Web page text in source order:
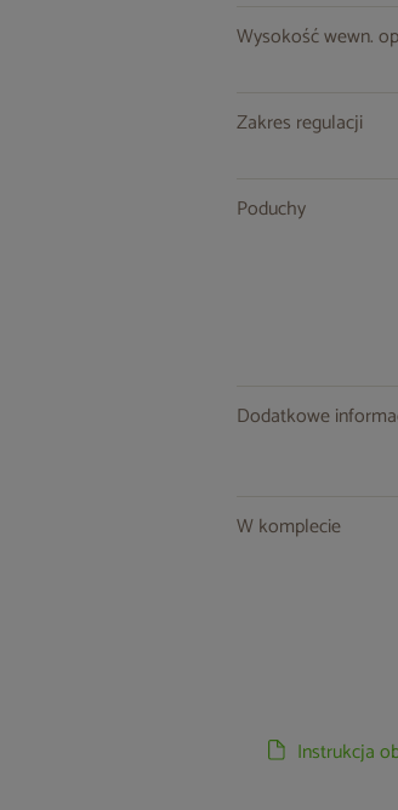
Wysokość wewn.
Zakres regulacji
Poduchy
Dodatkowe
W komplecie
Instrukcja